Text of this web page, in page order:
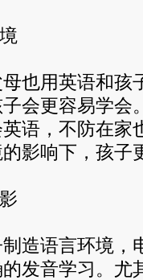
用英语和孩
会更容易学会
语，不防在家
影响下，孩子
语言环境，
发音学习。尤